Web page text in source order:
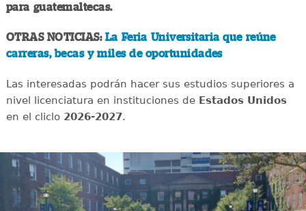
para guatemaltecas.
OTRAS NOTICIAS: La Feria Universitaria que reúne
carreras, becas y miles de oportunidades
Las interesadas podrán hacer sus estudios superiores a
nivel licenciatura en instituciones deEstados Unidos
en el cliclo 2026-2027.